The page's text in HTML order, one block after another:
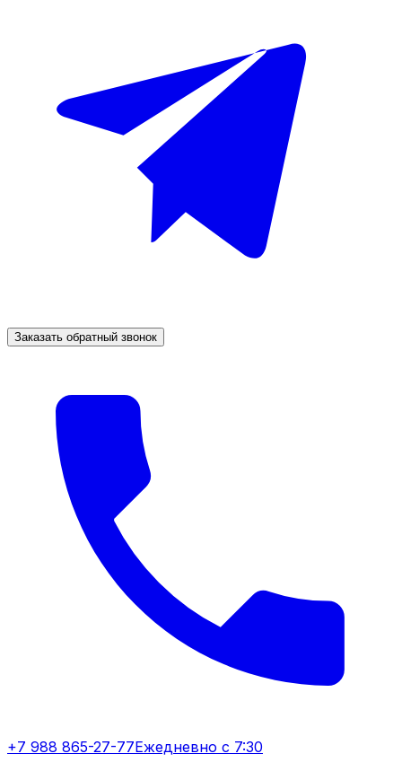
Заказать обратный звонок
+7 988 865-27-77Ежедневно с 7:30